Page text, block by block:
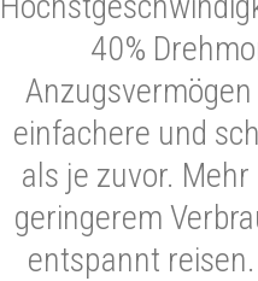
40%
einfachere und
als je zuvor.
geringerem
entspannt